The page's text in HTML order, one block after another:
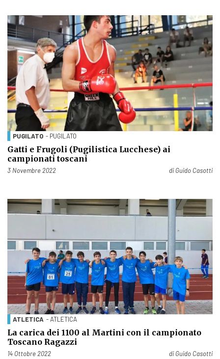
PUGILATO - PUGILATO
Gatti e Frugoli (Pugilistica Lucchese) ai
campionati toscani
Pubblicato il
3 Novembre 2022 di Guido Casotti
ATLETICA - ATLETICA
La carica dei 1100 al Martini con il campionato
Toscano Ragazzi
Pubblicato il
14 Ottobre 2022 di Guido Casotti